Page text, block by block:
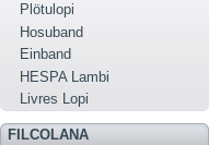
Plötulopi
Hosuband
Einband
HESPA Lambi
Livres Lopi
FILCOLANA